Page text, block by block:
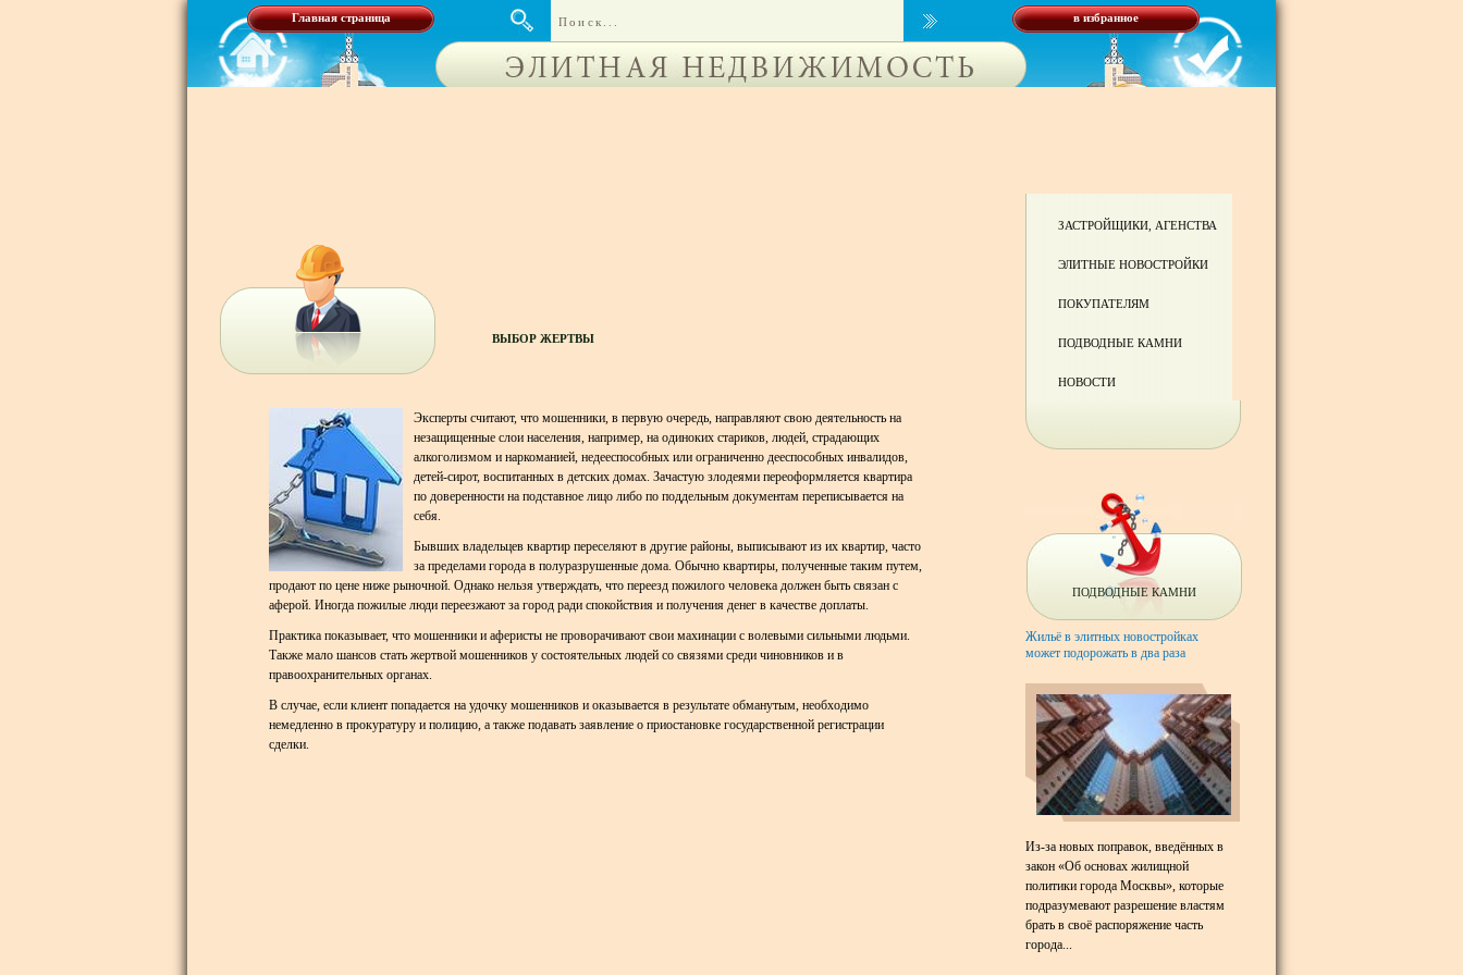
Главная страница в избранное
ВЫБОР ЖЕРТВЫ
Эксперты считают, что мошенники, в первую очередь, направляют свою деятельность на
незащищенные слои населения, например, на одиноких стариков, людей, страдающих
алкоголизмом и наркоманией, недееспособных или ограниченно дееспособных инвалидов,
детей-сирот, воспитанных в детских домах. Зачастую злодеями переоформляется квартира
по доверенности на подставное лицо либо по поддельным документам переписывается на
себя.
Бывших владельцев квартир переселяют в другие районы, выписывают из их квартир, часто
за пределами города в полуразрушенные дома. Обычно квартиры, полученные таким путем,
продают по цене ниже рыночной. Однако нельзя утверждать, что переезд пожилого человека должен быть связан с
аферой. Иногда пожилые люди переезжают за город ради спокойствия и получения денег в качестве доплаты.
Практика показывает, что мошенники и аферисты не проворачивают свои махинации с волевыми сильными людьми.
Также мало шансов стать жертвой мошенников у состоятельных людей со связями среди чиновников и в
правоохранительных органах.
В случае, если клиент попадается на удочку мошенников и оказывается в результате обманутым, необходимо
немедленно в прокуратуру и полицию, а также подавать заявление о приостановке государственной регистрации
сделки.
ЗАСТРОЙЩИКИ, АГЕНСТВА
ЭЛИТНЫЕ НОВОСТРОЙКИ
ПОКУПАТЕЛЯМ
ПОДВОДНЫЕ КАМНИ
НОВОСТИ
ПОДВОДНЫЕ КАМНИ
Жильё в элитных новостройках
может подорожать в два раза
Из-за новых поправок, введённых в
закон «Об основах жилищной
политики города Москвы», которые
подразумевают разрешение властям
брать в своё распоряжение часть
города...